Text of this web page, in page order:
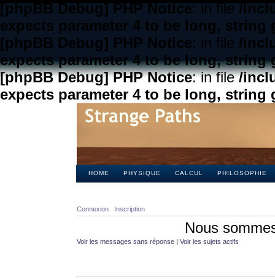
[phpBB Debug] PHP Notice: in file/
expects parameter 4 to be long, string
[phpBB Debug] PHP Notice: in file /
expects parameter 4 to be long, string
[phpBB Debug] PHP Notice: in file/
expects parameter 4 to be long, string
HOME PHYSIQUE CALCUL PHILOSOPHIE
Connexion Inscription
Nous
Voir les messages sans réponse | Voir les sujets actifs